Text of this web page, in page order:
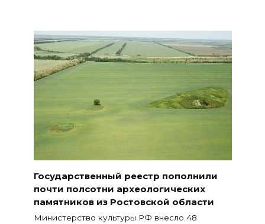
Государственный реестр пополнили
почти полсотни археологических
памятников из Ростовской области
Министерство культуры РФ внесло 48